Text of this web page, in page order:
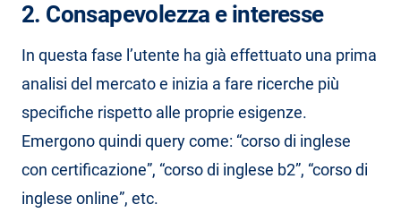
2. Consapevolezza e interesse
In questa fase l’utente ha già effettuato una prima
analisi del mercato e inizia a fare ricerche più
specifiche rispetto alle proprie esigenze.
Emergono quindi query come: “corso di inglese
con certificazione”, “corso di inglese b2”, “corso di
inglese online”, etc.